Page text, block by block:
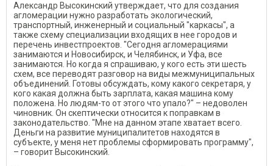
Александр Высокинский утверждает, что для создания
агломерации нужно разработать экологический,
транспортный, инженерный и социальный "каркасы", а
также схему специализации входящих в нее городов и
перечень инвестпроектов. "Сегодня агломерациями
занимаются и Новосибирск, и Челябинск, и Уфа, все
занимаются. Но когда я спрашиваю, у кого есть эти шесть
схем, все переводят разговор на виды межмуниципальных
объединений. Готовы обсуждать, кому какого секретаря, у
кого какая должна быть зарплата, какая машина кому
положена. Но людям-то от этого что упало?" – недоволен
чиновник. Он скептически относится к поправкам в
законодательство. "Мне на данном этапе хватает всего.
Деньги на развитие муниципалитетов находятся в
субъекте, у меня нет проблемы сформировать программу",
– говорит Высокинский.